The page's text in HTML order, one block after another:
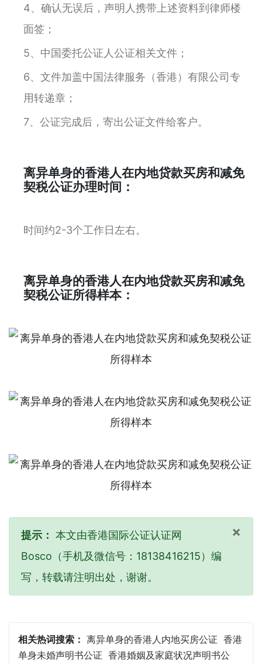
4、确认无误后，声明人携带上述资料到律师楼
面签；
5、中国委托公证人公证相关文件；
6、文件加盖中国法律服务（香港）有限公司专
用转递章；
7、公证完成后，寄出公证文件给客户。
离异单身的香港人在内地贷款买房和减免
契税公证办理时间：
时间约2-3个工作日左右。
离异单身的香港人在内地贷款买房和减免
契税公证所得样本：
×
提示： 本文由香港国际公证认证网
Bosco（手机及微信号：18138416215）编
写，转载请注明出处，谢谢。
相关热词搜索： 离异单身的香港人内地买房公证 香港
单身未婚声明书公证 香港婚姻及家庭状况声明书公